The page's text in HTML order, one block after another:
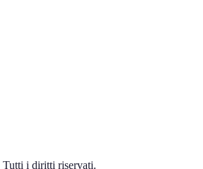
Tutti i diritti riservati.